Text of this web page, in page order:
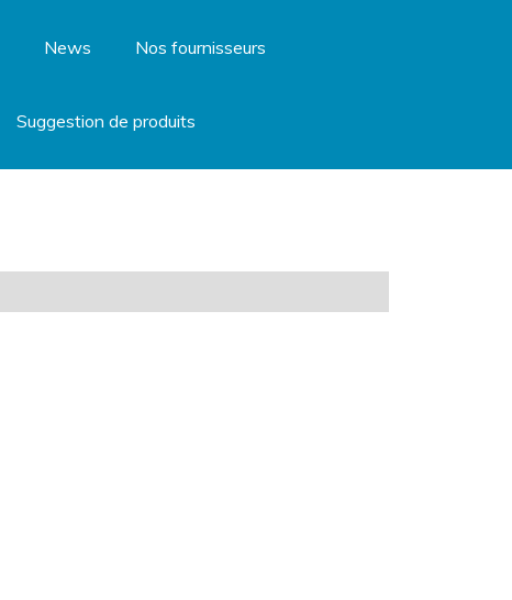
News Nos fournisseurs
Suggestion de produits